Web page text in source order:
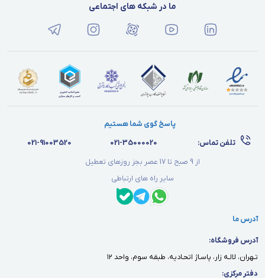
ما در شبکه های اجتماعی
پاسخ گوی شما هستیم
تلفن تماس:
021-35000020
021-91003520
از 9 صبح تا 17 عصر بجز روزهای تعطیل
سایر راه های ارتباطی
آدرس ما
آدرس فروشگاه:
تـهران، لالـه زار، پاسـاژ اتحـاديه، طبقه سوم، واحد ١٢
دفتر مركزى: